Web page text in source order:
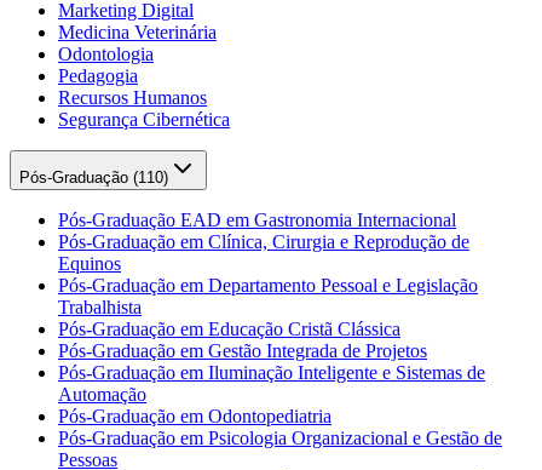
Marketing Digital
Medicina Veterinária
Odontologia
Pedagogia
Recursos Humanos
Segurança Cibernética
Pós-Graduação (110)
Pós-Graduação EAD em Gastronomia Internacional
Pós-Graduação em Clínica, Cirurgia e Reprodução de
Equinos
Pós-Graduação em Departamento Pessoal e Legislação
Trabalhista
Pós-Graduação em Educação Cristã Clássica
Pós-Graduação em Gestão Integrada de Projetos
Pós-Graduação em Iluminação Inteligente e Sistemas de
Automação
Pós-Graduação em Odontopediatria
Pós-Graduação em Psicologia Organizacional e Gestão de
Pessoas